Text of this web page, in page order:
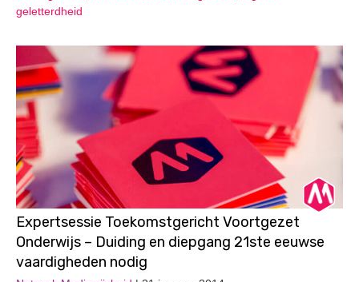
geletterdheid
Expertsessie Toekomstgericht Voortgezet
Onderwijs – Duiding en diepgang 21ste eeuwse
vaardigheden nodig